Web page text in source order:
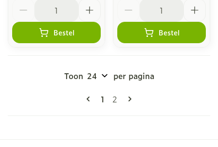
Bestel Bestel
Pagina's
U lees momenteel pagina
1 Pagina
2
Toon per pagina